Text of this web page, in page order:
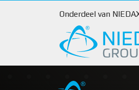
Onderdeel van